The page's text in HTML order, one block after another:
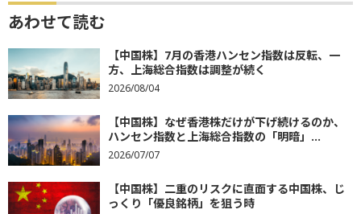
あわせて読む
【中国株】7月の香港ハンセン指数は反転、一
方、上海総合指数は調整が続く
2026/08/04
【中国株】なぜ香港株だけが下げ続けるのか、
ハンセン指数と上海総合指数の「明暗」...
2026/07/07
【中国株】二重のリスクに直面する中国株、じ
っくり「優良銘柄」を狙う時